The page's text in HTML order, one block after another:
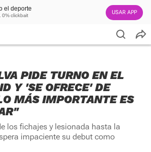
el deporte
0% clickbait USAR APP
PIDE TURNO EN EL
Y 'SE OFRECE' DE
MÁS IMPORTANTE ES
los fichajes y lesionada hasta la
impaciente su debut como